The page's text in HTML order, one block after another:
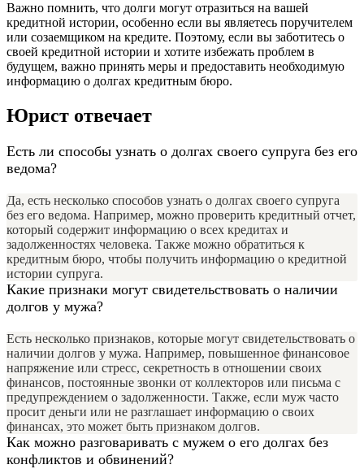
Важно помнить, что долги могут отразиться на вашей
кредитной истории, особенно если вы являетесь поручителем
или созаемщиком на кредите. Поэтому, если вы заботитесь о
своей кредитной истории и хотите избежать проблем в
будущем, важно принять меры и предоставить необходимую
информацию о долгах кредитным бюро.
Юрист отвечает
Есть ли способы узнать о долгах своего супруга без его
ведома?
Да, есть несколько способов узнать о долгах своего супруга
без его ведома. Например, можно проверить кредитный отчет,
который содержит информацию о всех кредитах и
задолженностях человека. Также можно обратиться к
кредитным бюро, чтобы получить информацию о кредитной
истории супруга.
Какие признаки могут свидетельствовать о наличии
долгов у мужа?
Есть несколько признаков, которые могут свидетельствовать о
наличии долгов у мужа. Например, повышенное финансовое
напряжение или стресс, секретность в отношении своих
финансов, постоянные звонки от коллекторов или письма с
предупреждением о задолженности. Также, если муж часто
просит деньги или не разглашает информацию о своих
финансах, это может быть признаком долгов.
Как можно разговаривать с мужем о его долгах без
конфликтов и обвинений?